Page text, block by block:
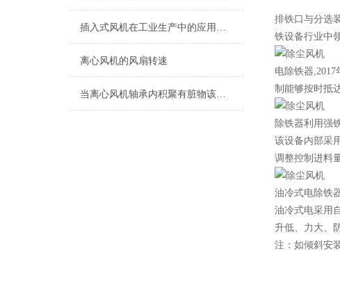
插入式风机在工业生产中的应用与价值
离心风机的风扇转速
当离心风机轴承内积聚有脏物该怎么清洗
排铁口与分选
铁设备行业中
电除铁器
制能够按时抵
除铁器利用强
该设备内部采
调整控制进料
油冷式电除铁
油冷式电采用
升低、力大、
注：如倾斜安